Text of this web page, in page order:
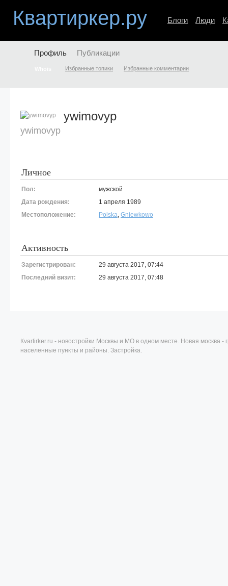
Квартиркер.ру Блоги Люди
Профиль
Избранные топики Избранные комментарии
Публикации
ywimovyp
ywimovyp
Личное
Пол:
мужской
Дата рождения:
1 апреля 1989
Местоположение:
Polska, Gniewkowo
Активность
Зарегистрирован:
29 августа 2017, 07:44
Последний визит:
29 августа 2017, 07:48
Кvartirker.ru - новостройки Москвы и МО в одном месте. Новая москва
населенные пункты и районы. Застройка.